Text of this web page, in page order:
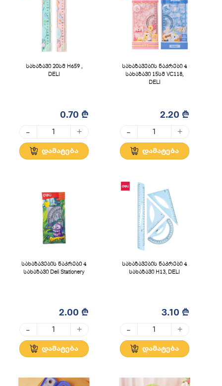
სახაზავი 20სმ H659 ,
DELI
0.70 ₾
- +
დამატება
სახაზავების ნაკრები 4
სახაზავი 15სმ VC118,
DELI
2.20 ₾
- +
დამატება
სახაზავების ნაკრები 4
სახაზავი Deli Stationery
2.00 ₾
- +
დამატება
სახაზავების ნაკრები 4
სახაზავი H13, DELI
3.10 ₾
- +
დამატება